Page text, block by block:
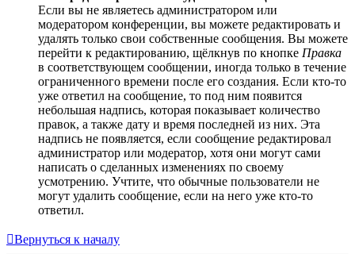
Если вы не являетесь администратором или
модератором конференции, вы можете редактировать и
удалять только свои собственные сообщения. Вы можете
перейти к редактированию, щёлкнув по кнопке Правка
в соответствующем сообщении, иногда только в течение
ограниченного времени после его создания. Если кто-то
уже ответил на сообщение, то под ним появится
небольшая надпись, которая показывает количество
правок, а также дату и время последней из них. Эта
надпись не появляется, если сообщение редактировал
администратор или модератор, хотя они могут сами
написать о сделанных изменениях по своему
усмотрению. Учтите, что обычные пользователи не
могут удалить сообщение, если на него уже кто-то
ответил.
Вернуться к началу